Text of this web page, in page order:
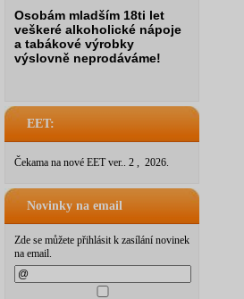
Osobám mladším 18ti let
veškeré alkoholické nápoje
a tabákové výrobky
výslovně neprodáváme!
EET:
Čekama na nové EET ver.. 2 , 2026.
Novinky na email
Zde se můžete přihlásit k zasílání novinek
na email.